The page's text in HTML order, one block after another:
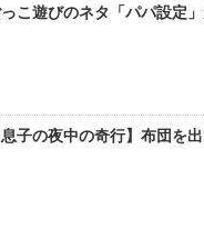
こ遊びのネタ「パパ設定
息子の夜中の奇行】布団を